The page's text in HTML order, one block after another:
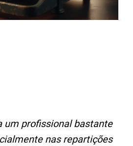
um profissional bastante
nas repartições